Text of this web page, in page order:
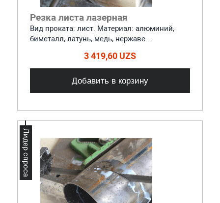
Резка листа лазерная
Вид проката: лист. Материал: алюминий,
биметалл, латунь, медь, нержаве...
3 419,60 UZS
Добавить в корзину
Лидер спроса